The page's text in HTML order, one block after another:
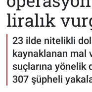
liralık
23 ilde nitelikli
kaynaklanan mal
suçlarına yönelik
307 şüpheli
MAGAZİN
KADIN
TEKNOLOJİ
YEMEK
Süper Lig Puan
Tüm Manşetler
Son Dakika
Haber Arşivi